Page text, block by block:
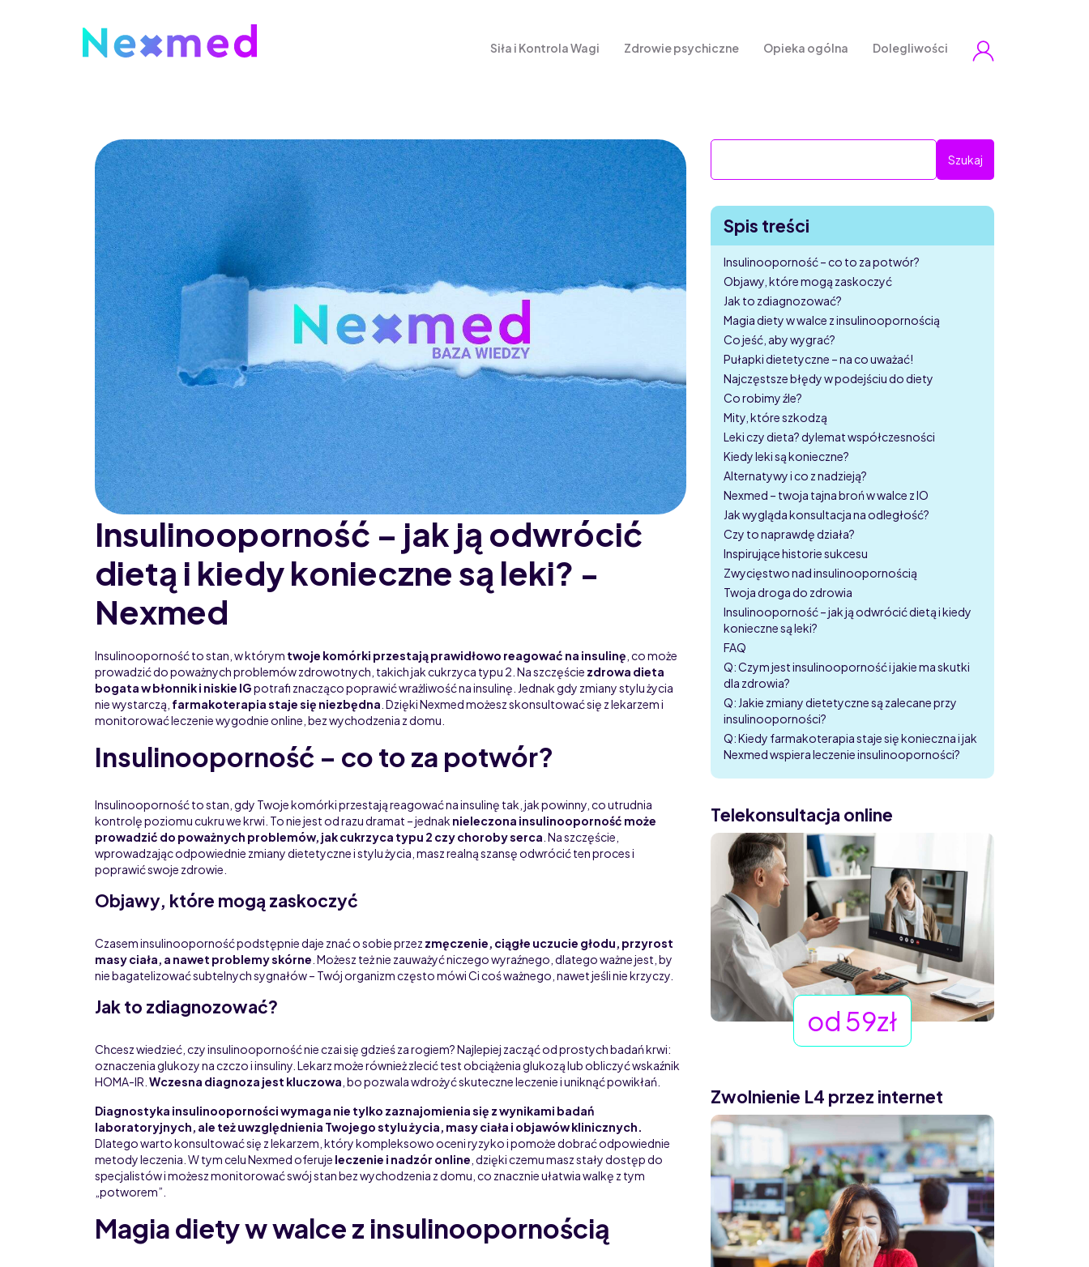
Siła i Kontrola Wagi Zdrowie psychiczne Opieka ogólna Dolegliwości
Insulinooporność – jak ją odwrócić
dietą i kiedy konieczne są leki? -
Nexmed
Insulinooporność to stan, w którym twoje komórki przestają prawidłowo reagować na insulinę , co może
prowadzić do poważnych problemów zdrowotnych, takich jak cukrzyca typu 2. Na szczęście zdrowa dieta
bogata w błonnik i niskie IGpotrafi znacząco poprawić wrażliwość na insulinę. Jednak gdy zmiany stylu życia
nie wystarczą, farmakoterapia staje się niezbędna . Dzięki Nexmed możesz skonsultować się z lekarzem i
monitorować leczenie wygodnie online, bez wychodzenia z domu.
Insulinooporność – co to za potwór?
Insulinooporność to stan, gdy Twoje komórki przestają reagować na insulinę tak, jak powinny, co utrudnia
kontrolę poziomu cukru we krwi. To nie jest od razu dramat – jednak nieleczona insulinooporność może
prowadzić do poważnych problemów, jak cukrzyca typu 2 czy choroby serca . Na szczęście,
wprowadzając odpowiednie zmiany dietetyczne i stylu życia, masz realną szansę odwrócić ten proces i
poprawić swoje zdrowie.
Objawy, które mogą zaskoczyć
Czasem insulinooporność podstępnie daje znać o sobie przez zmęczenie, ciągłe uczucie głodu, przyrost
masy ciała, a nawet problemy skórne . Możesz też nie zauważyć niczego wyraźnego, dlatego ważne jest, by
nie bagatelizować subtelnych sygnałów – Twój organizm często mówi Ci coś ważnego, nawet jeśli nie krzyczy.
Jak to zdiagnozować?
Chcesz wiedzieć, czy insulinooporność nie czai się gdzieś za rogiem? Najlepiej zacząć od prostych badań krwi:
oznaczenia glukozy na czczo i insuliny. Lekarz może również zlecić test obciążenia glukozą lub obliczyć wskaźnik
HOMA-IR. Wczesna diagnoza jest kluczowa , bo pozwala wdrożyć skuteczne leczenie i uniknąć powikłań.
Diagnostyka insulinooporności wymaga nie tylko zaznajomienia się z wynikami badań
laboratoryjnych, ale też uwzględnienia Twojego stylu życia, masy ciała i objawów klinicznych.
Dlatego warto konsultować się z lekarzem, który kompleksowo oceni ryzyko i pomoże dobrać odpowiednie
metody leczenia. W tym celu Nexmed oferuje leczenie i nadzór online , dzięki czemu masz stały dostęp do
specjalistów i możesz monitorować swój stan bez wychodzenia z domu, co znacznie ułatwia walkę z tym
„potworem”.
Magia diety w walce z insulinoopornością
Spis treści
Insulinooporność – co to za potwór?
Objawy, które mogą zaskoczyć
Jak to zdiagnozować?
Magia diety w walce z insulinoopornością
Co jeść, aby wygrać?
Pułapki dietetyczne – na co uważać!
Najczęstsze błędy w podejściu do diety
Co robimy źle?
Mity, które szkodzą
Leki czy dieta? dylemat współczesności
Kiedy leki są konieczne?
Alternatywy i co z nadzieją?
Nexmed – twoja tajna broń w walce z IO
Jak wygląda konsultacja na odległość?
Czy to naprawdę działa?
Inspirujące historie sukcesu
Zwycięstwo nad insulinoopornością
Twoja droga do zdrowia
Insulinooporność – jak ją odwrócić dietą i kiedy
konieczne są leki?
FAQ
Q: Czym jest insulinooporność i jakie ma skutki
dla zdrowia?
Q: Jakie zmiany dietetyczne są zalecane przy
insulinooporności?
Q: Kiedy farmakoterapia staje się konieczna i jak
Nexmed wspiera leczenie insulinooporności?
Telekonsultacja online
od 59zł
Zwolnienie L4 przez internet